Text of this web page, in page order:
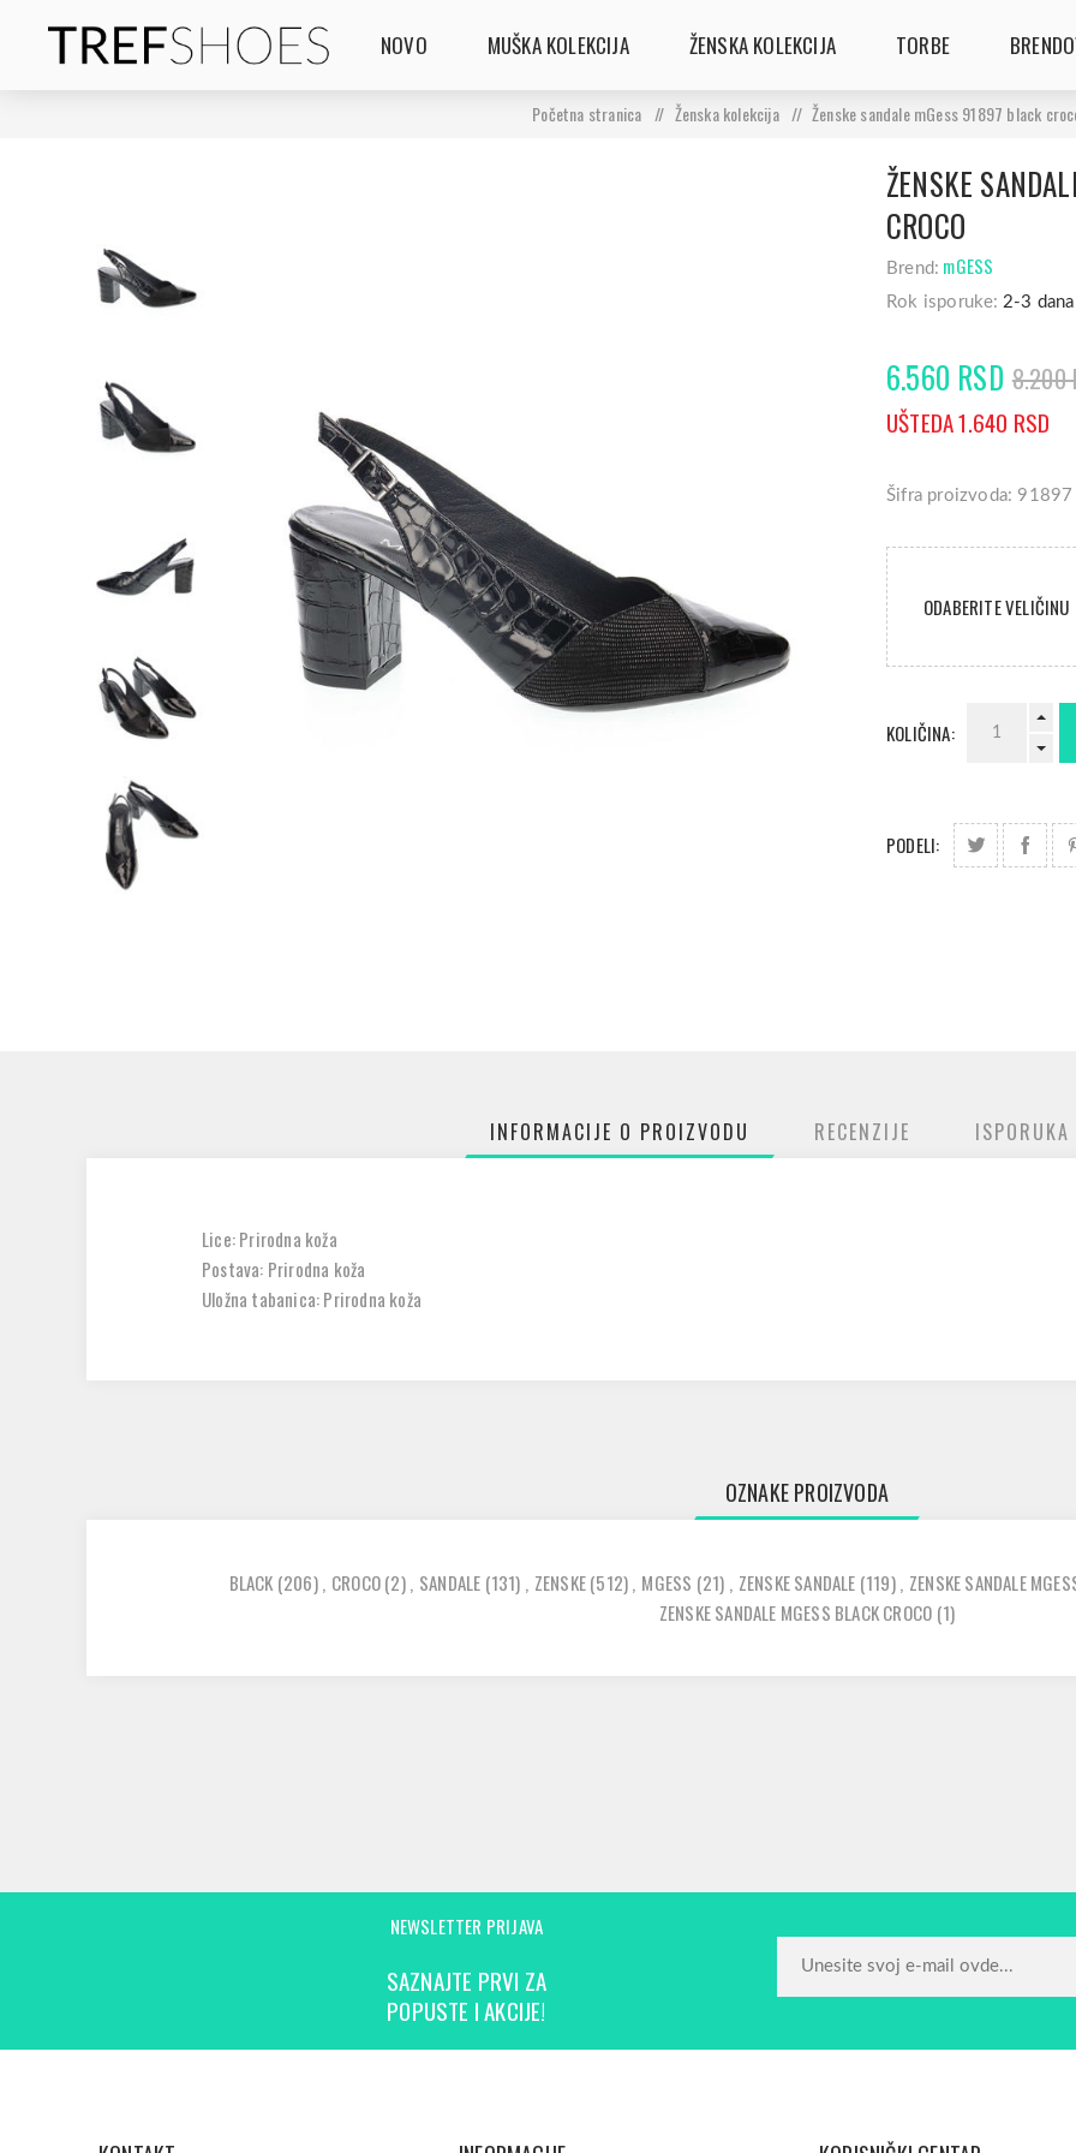
NOVO MUŠKA KOLEKCIJA ŽENSKA KOLEKCIJA TORBE
Početna stranica / Ženska kolekcija / Ženske sandale mGess 91897 black
ŽENSKE
CROCO
Brend: mGESS
Rok isporuke: 2-3 dana
6.560 RSD 8.200
UŠTEDA 1.640 RSD
Šifra proizvoda: 91897
ODABERITE VELIČINU
KOLIČINA:
PODELI:
INFORMACIJE O PROIZVODU RECENZIJE ISPORUKA
Lice: Prirodna koža
Postava: Prirodna koža
Uložna tabanica: Prirodna koža
OZNAKE PROIZVODA
BLACK (206), CROCO(2), SANDALE (131) , ZENSKE(512), MGESS (21) , ZENSKE SANDALE (119), ZENSKE SANDALE
ZENSKE SANDALE MGESS BLACK CROCO (1)
NEWSLETTER PRIJAVA
SAZNAJTE PRVI ZA
POPUSTE I AKCIJE!